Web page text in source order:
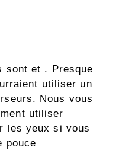
sont et . Presque
utiliser un
Nous vous
utiliser
les yeux si vous
pouce